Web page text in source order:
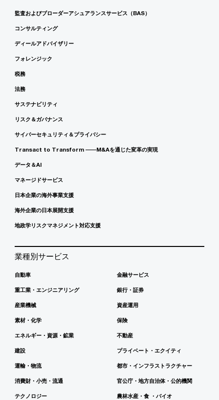
監査およびブローダーアシュアランスサービス（BAS）
コンサルティング
ディールアドバイザリー
フォレンジック
税務
法務
サステナビリティ
リスク＆ガバナンス
サイバーセキュリティ＆プライバシー
Transact to Transform ――M&Aを通じた変革の実現
データ＆AI
マネージドサービス
日本企業の海外事業支援
海外企業の日本展開支援
地政学リスクマネジメント対応支援
業種別サービス
自動車
重工業・エンジニアリング
産業機械
素材・化学
エネルギー・資源・鉱業
建設
運輸・物流
消費財・小売・流通
テクノロジー
金融サービス
銀行・証券
資産運用
保険
不動産
プライベート・エクイティ
都市・インフラストラクチャー
官公庁・地方自治体・公的機関
農林水産・食 ・バイオ